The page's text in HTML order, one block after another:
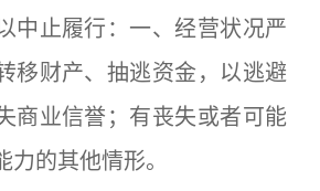
中止履行：一、经营状况严
移财产、抽逃资金，以逃避
商业信誉；有丧失或者可能
的其他情形。